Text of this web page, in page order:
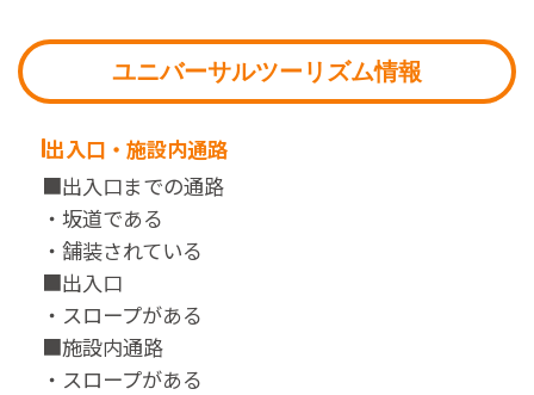
ユニバーサルツーリズム情報
出入口・施設内通路
■出入口までの通路
・坂道である
・舗装されている
■出入口
・スロープがある
■施設内通路
・スロープがある